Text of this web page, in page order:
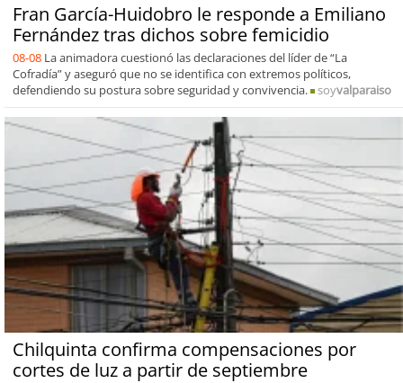
Fran García-Huidobro le responde a Emiliano
Fernández tras dichos sobre femicidio
08-08 La animadora cuestionó las declaraciones del líder de “La
Cofradía” y aseguró que no se identifica con extremos políticos,
defendiendo su postura sobre seguridad y convivencia.
soyvalparaiso
Chilquinta confirma compensaciones por
cortes de luz a partir de septiembre